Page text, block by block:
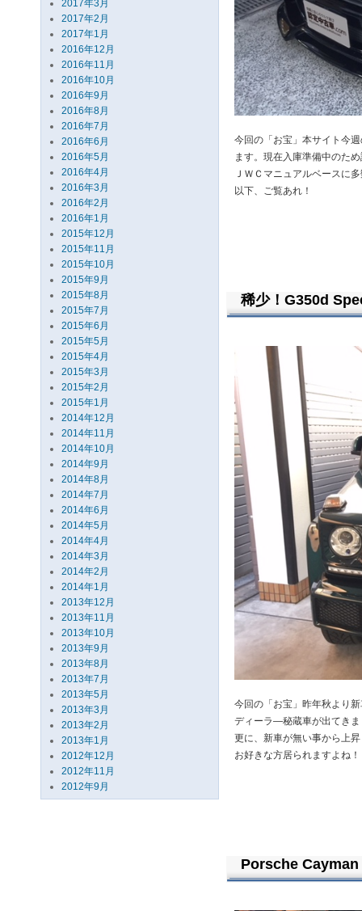
2017年3月
2017年2月
2017年1月
2016年12月
2016年11月
2016年10月
2016年9月
2016年8月
2016年7月
2016年6月
2016年5月
2016年4月
2016年3月
2016年2月
2016年1月
2015年12月
2015年11月
2015年10月
2015年9月
2015年8月
2015年7月
2015年6月
2015年5月
2015年4月
2015年3月
2015年2月
2015年1月
2014年12月
2014年11月
2014年10月
2014年9月
2014年8月
2014年7月
2014年6月
2014年5月
2014年4月
2014年3月
2014年2月
2014年1月
2013年12月
2013年11月
2013年10月
2013年9月
2013年8月
2013年7月
2013年5月
2013年3月
2013年2月
2013年1月
2012年12月
2012年11月
2012年9月
今回の「お宝」本サイト今
ます。現在入庫準備中のた
ＪＷＣマニュアルベースに
以下、ご覧あれ！
稀少！G350d
今回の「お宝」昨年秋より
ディーラ―秘蔵車が出てきま
更に、新車が無い事から上
お好きな方居られますよね！
Porsche Cayman